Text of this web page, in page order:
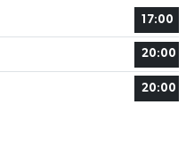
17:00
20:00
20:00